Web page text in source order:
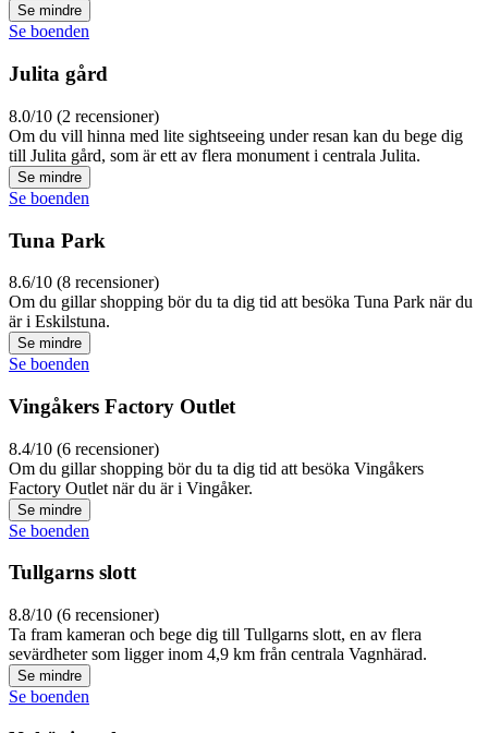
Se mindre
Se boenden
Julita gård
8.0/10 (2 recensioner)
Om du vill hinna med lite sightseeing under resan kan du bege dig
till Julita gård, som är ett av flera monument i centrala Julita.
Se mindre
Se boenden
Tuna Park
8.6/10 (8 recensioner)
Om du gillar shopping bör du ta dig tid att besöka Tuna Park när du
är i Eskilstuna.
Se mindre
Se boenden
Vingåkers Factory Outlet
8.4/10 (6 recensioner)
Om du gillar shopping bör du ta dig tid att besöka Vingåkers
Factory Outlet när du är i Vingåker.
Se mindre
Se boenden
Tullgarns slott
8.8/10 (6 recensioner)
Ta fram kameran och bege dig till Tullgarns slott, en av flera
sevärdheter som ligger inom 4,9 km från centrala Vagnhärad.
Se mindre
Se boenden